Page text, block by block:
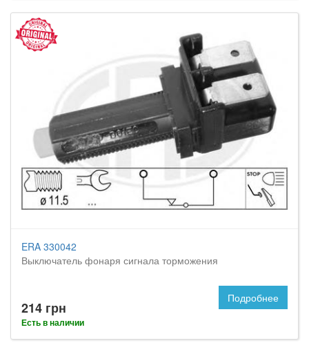
ERA 330042
Выключатель фонаря сигнала торможения
214 грн
Есть в наличии
Подробнее